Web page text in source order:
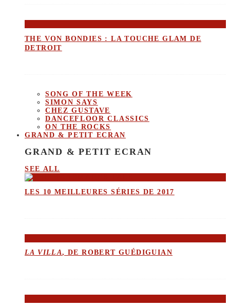
THE VON BONDIES : LA TOUCHE GLAM DE
DETROIT
SONG OF THE WEEK
SIMON SAYS
CHEZ GUSTAVE
DANCEFLOOR CLASSICS
ON THE ROCKS
GRAND & PETIT ECRAN
GRAND & PETIT ECRAN
SEE ALL
LES 10 MEILLEURES SÉRIES DE 2017
LA VILLA, DE ROBERT GUÉDIGUIAN